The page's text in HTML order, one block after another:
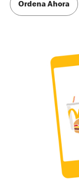
Ordena Ahora